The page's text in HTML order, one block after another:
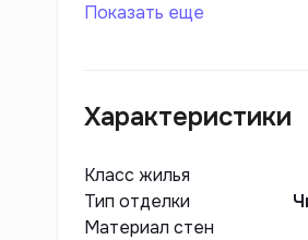
инфраструктуру, такую
Показать еще
Характеристики
Класс жилья
Тип отделки
Материал стен